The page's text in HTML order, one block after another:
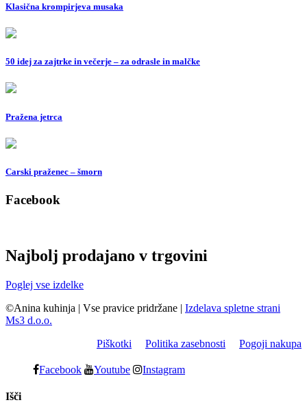
Klasična krompirjeva musaka
50 idej za zajtrke in večerje – za odrasle in malčke
Pražena jetrca
Carski praženec – šmorn
Facebook
Najbolj prodajano v trgovini
Poglej vse izdelke
©Anina kuhinja | Vse pravice pridržane | Izdelava spletne strani
Ms3 d.o.o.
Piškotki
Politika zasebnosti Pogoji nakupa
Facebook Youtube Instagram
Išči